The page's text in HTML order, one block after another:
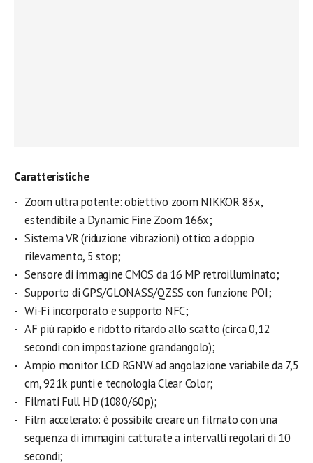
Caratteristiche
Zoom ultra potente: obiettivo zoom NIKKOR 83x,
estendibile a Dynamic Fine Zoom 166x;
Sistema VR (riduzione vibrazioni) ottico a doppio
rilevamento, 5 stop;
Sensore di immagine CMOS da 16 MP retroilluminato;
Supporto di GPS/GLONASS/QZSS con funzione POI;
Wi-Fi incorporato e supporto NFC;
AF più rapido e ridotto ritardo allo scatto (circa 0,12
secondi con impostazione grandangolo);
Ampio monitor LCD RGNW ad angolazione variabile da 7,5
cm, 921k punti e tecnologia Clear Color;
Filmati Full HD (1080/60p);
Film accelerato: è possibile creare un filmato con una
sequenza di immagini catturate a intervalli regolari di 10
secondi;